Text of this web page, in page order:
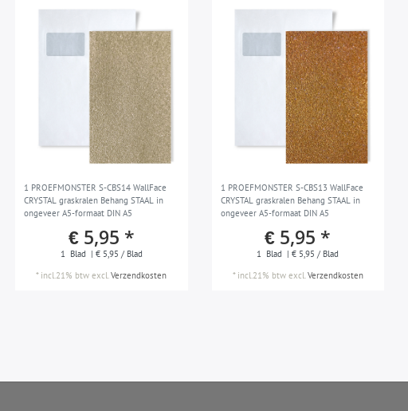
1 PROEFMONSTER S-CBS14 WallFace
CRYSTAL graskralen Behang STAAL in
ongeveer A5-formaat DIN A5
€ 5,95 *
1 Blad | € 5,95 / Blad
* incl.21% btw excl.Verzendkosten
1 PROEFMONSTER S-CBS13 WallFace
CRYSTAL graskralen Behang STAAL in
ongeveer A5-formaat DIN A5
€ 5,95 *
1 Blad | € 5,95 / Blad
* incl.21% btwexcl.Verzendkosten